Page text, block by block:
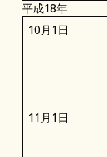
平成18年
10月1日
11月1日